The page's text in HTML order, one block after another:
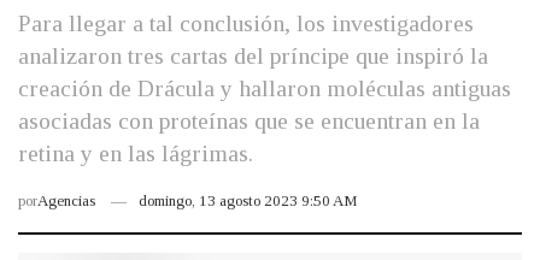
Para llegar a tal conclusión, los investigadores
analizaron tres cartas del príncipe que inspiró la
creación de Drácula y hallaron moléculas antiguas
asociadas con proteínas que se encuentran en la
retina y en las lágrimas.
porAgencias domingo, 13 agosto 2023 9:50 AM